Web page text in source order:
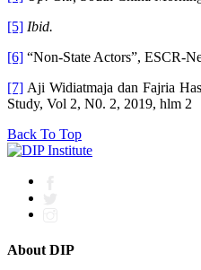
[5] Ibid.
[6] “Non-State Actors”, ESCR-
[7] Aji Widiatmaja dan Fajria
Study, Vol 2, N0. 2, 2019, hlm 2
Back To Top
About DIP